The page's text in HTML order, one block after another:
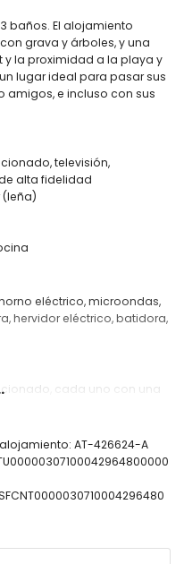
baños. El alojamiento
grava y árboles, y una
y la proximidad a la playa y
lugar ideal para pasar sus
amigos, e incluso con sus
televisión,
alta fidelidad
(leña)
eléctrico, microondas,
hervidor eléctrico, batidora,
cada uno con una
combinación de
ducha y WC
AT-426624-A